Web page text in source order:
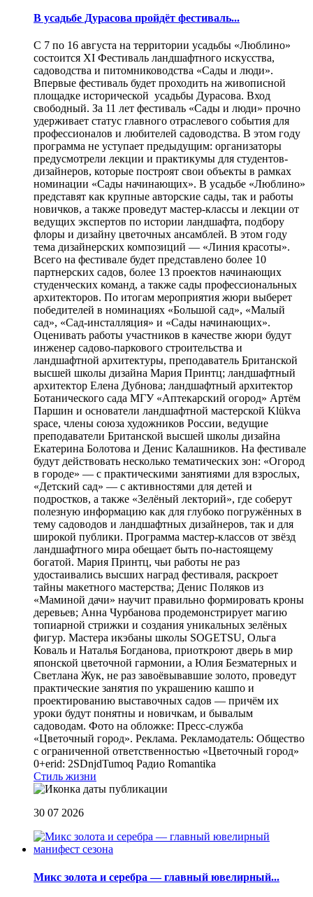
В усадьбе Дурасова пройдёт фестиваль...
С 7 по 16 августа на территории усадьбы «Люблино»
состоится XI Фестиваль ландшафтного искусства,
садоводства и питомниководства «Сады и люди».
Впервые фестиваль будет проходить на живописной
площадке исторической усадьбы Дурасова. Вход
свободный. За 11 лет фестиваль «Сады и люди» прочно
удерживает статус главного отраслевого события для
профессионалов и любителей садоводства. В этом году
программа не уступает предыдущим: организаторы
предусмотрели лекции и практикумы для студентов-
дизайнеров, которые построят свои объекты в рамках
номинации «Сады начинающих». В усадьбе «Люблино»
представят как крупные авторские сады, так и работы
новичков, а также проведут мастер-классы и лекции от
ведущих экспертов по истории ландшафта, подбору
флоры и дизайну цветочных ансамблей. В этом году
тема дизайнерских композиций — «Линия красоты».
Всего на фестивале будет представлено более 10
партнерских садов, более 13 проектов начинающих
студенческих команд, а также сады профессиональных
архитекторов. По итогам мероприятия жюри выберет
победителей в номинациях «Большой сад», «Малый
сад», «Сад-инсталляция» и «Сады начинающих».
Оценивать работы участников в качестве жюри будут
инженер садово-паркового строительства и
ландшафтной архитектуры, преподаватель Британской
высшей школы дизайна Мария Принтц; ландшафтный
архитектор Елена Дубнова; ландшафтный архитектор
Ботанического сада МГУ «Аптекарский огород» Артём
Паршин и основатели ландшафтной мастерской Klükva
space, члены союза художников России, ведущие
преподаватели Британской высшей школы дизайна
Екатерина Болотова и Денис Калашников. На фестивале
будут действовать несколько тематических зон: «Огород
в городе» — с практическими занятиями для взрослых,
«Детский сад» — с активностями для детей и
подростков, а также «Зелёный лекторий», где соберут
полезную информацию как для глубоко погружённых в
тему садоводов и ландшафтных дизайнеров, так и для
широкой публики. Программа мастер-классов от звёзд
ландшафтного мира обещает быть по-настоящему
богатой. Мария Принтц, чьи работы не раз
удостаивались высших наград фестиваля, раскроет
тайны макетного мастерства; Денис Поляков из
«Маминой дачи» научит правильно формировать кроны
деревьев; Анна Чурбанова продемонстрирует магию
топиарной стрижки и создания уникальных зелёных
фигур. Мастера икэбаны школы SOGETSU, Ольга
Коваль и Наталья Богданова, приоткроют дверь в мир
японской цветочной гармонии, а Юлия Безматерных и
Светлана Жук, не раз завоёвывавшие золото, проведут
практические занятия по украшению кашпо и
проектированию выставочных садов — причём их
уроки будут понятны и новичкам, и бывалым
садоводам. Фото на обложке: Пресс-служба
«Цветочный город». Реклама. Рекламодатель: Общество
с ограниченной ответственностью «Цветочный город»
0+erid: 2SDnjdTumoq Радио Romantika
Стиль жизни
30 07 2026
Микс золота и серебра — главный ювелирный...